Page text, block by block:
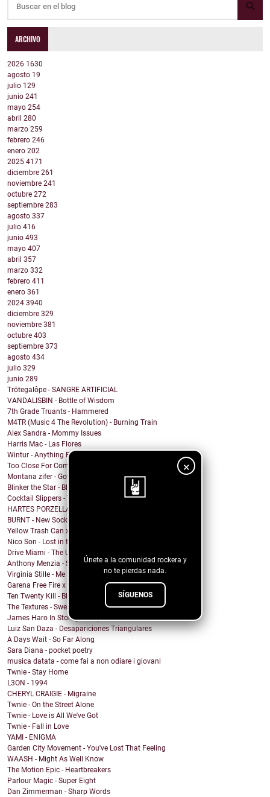
×
Únete a la comunidad rockera y
no te pierdas nada.
SÍGUENOS
ARCHIVO
2026 1630
agosto 19
julio 129
junio 241
mayo 254
abril 280
marzo 259
febrero 246
enero 202
2025 4171
diciembre 261
noviembre 241
octubre 272
septiembre 283
agosto 337
julio 416
junio 493
mayo 407
abril 357
marzo 332
febrero 411
enero 361
2024 3940
diciembre 329
noviembre 381
octubre 403
septiembre 373
agosto 434
julio 329
junio 289
Trötegalôpe - SANGRE ARTIFICIAL
VANDALISBIN - Bottle of Wisdom
7th Grade Truants - Hammered
M4TR (Music 4 The Revolution) - Burning Train
Alex Sandra - Mommy Issues
Harris Mac - Las Flores
Wintur - Anything For You
Too Close For Comfort - ROSE GOLD LIGHTS
Montana zifer - Got A Mama
Blinker the Star - Black Spring
Cocktail Slippers - Talking About Love
HARTES PORZELLAN - RICH
BURNT - New Socks
Yellow Trash Can x Keith Canva$ - Can't hear
Nico Son - Lost in the Shade
Drive Miami - The Unknown
Anthony Menzia - Sorceress Olga
Virginia Stille - Me Engañaste
Garena Free Fire x YMIR - Feeling the Fire
Ten Twenty Kill - Black Eleven
The Textures - Sweatshort Summer
James Haro In Storage - City Terrace
Luiz San Daza - Desapariciones Triangulares
A Days Wait - So Far Along
Sara Diana - pocket poetry
musica datata - come fai a non odiare i giovani
Twnie - Stay Home
L3ON - 1994
CHERYL CRAIGIE - Migraine
Twnie - On the Street Alone
Twnie - Love is All We've Got
Twnie - Fall in Love
YAMI - ENIGMA
Garden City Movement - You've Lost That Feeling
WAASH - Might As Well Know
The Motion Epic - Heartbreakers
Parlour Magic - Super Eight
Dan Zimmerman - Sharp Words